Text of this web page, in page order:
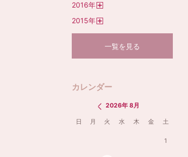
2016年
2015年
一覧を見る
カレンダー
2026年 8月
日 月 火 水 木 金 土
1